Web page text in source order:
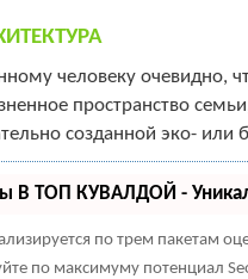
человеку очевидно,
пространство
созданной эко- или
В ТОП КУВАЛДОЙ -
по трем пакетам
по максимуму потенциал